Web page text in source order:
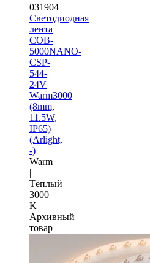
031904
Светодиодная
лента
COB-
5000NANO-
CSP-
544-
24V
Warm3000
(8mm,
11.5W,
IP65)
(Arlight,
-)
Warm
|
Тёплый
3000
K
Архивный
товар